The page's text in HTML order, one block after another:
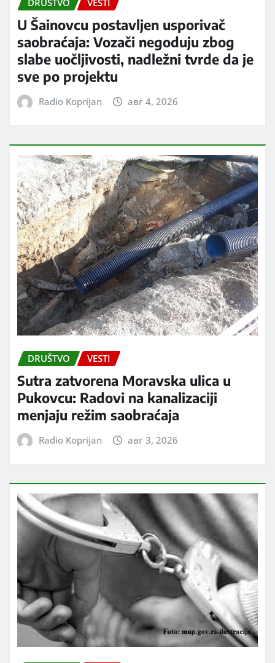
U Šainovcu postavljen usporivač
saobraćaja: Vozači negoduju zbog
slabe uočljivosti, nadležni tvrde da je
sve po projektu
Radio Koprijan авг 4, 2026
DRUŠTVO VESTI
Sutra zatvorena Moravska ulica u
Pukovcu: Radovi na kanalizaciji
menjaju režim saobraćaja
Radio Koprijan авг 3, 2026